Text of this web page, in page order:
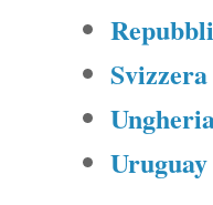
Svizzera
Uruguay